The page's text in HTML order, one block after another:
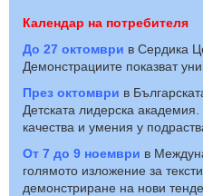
Календар на потребителя
До 27 октомври в Сердика
Демонстрациите показват
През октомври в
Детската лидерска
качества и умения у
От 7 до 9 ноември в
голямото изложение за
демонстриране на нови